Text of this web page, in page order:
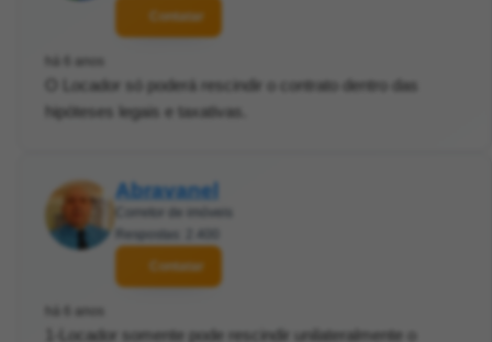
Contatar
há 6 anos
O Locador só poderá rescindir o contrato dentro das
hipóteses legais e taxativas.
Abravanel
Corretor de imóveis
Respostas: 2.400
Contatar
há 6 anos
1-Locador somente pode rescindir unilateralmente o